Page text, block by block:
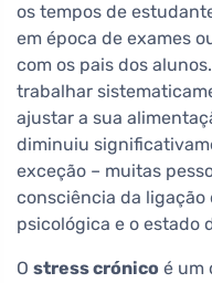
os tempos de
em época de exames
com os pais dos
trabalhar
ajustar a sua
diminuiu
exceção – muitas
consciência da
psicológica e o estado
O stress crónico é um